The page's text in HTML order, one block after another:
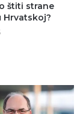
štiti strane
Hrvatskoj?